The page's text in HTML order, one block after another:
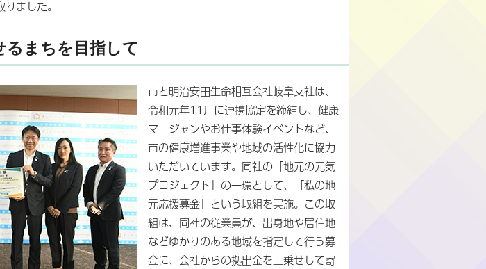
ました。
るまちを目指して
市と明治安田生命相互会社岐阜支社は、
令和元年11月に連携協定を締結し、健康
マージャンやお仕事体験イベントなど、
市の健康増進事業や地域の活性化に協力
いただいています。同社の「地元の元気
プロジェクト」の一環として、「私の地
元応援募金」という取組を実施。この取
組は、同社の従業員が、出身地や居住地
などゆかりのある地域を指定して行う募
金に、会社からの拠出金を上乗せして寄